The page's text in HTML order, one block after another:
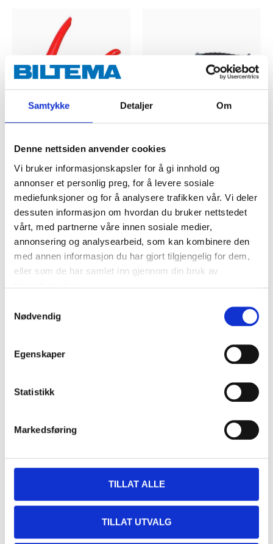
Samtykke Detaljer Om
Denne nettsiden anvender cookies
Vi bruker informasjonskapsler for å gi innhold og
annonser et personlig preg, for å levere sosiale
mediefunksjoner og for å analysere trafikken vår. Vi deler
dessuten informasjon om hvordan du bruker nettstedet
vårt, med partnerne våre innen sosiale medier,
annonsering og analysearbeid, som kan kombinere den
med annen informasjon du har gjort tilgjengelig for dem,
eller som de har samlet inn gjennom din bruk av
Nødvendig
Egenskaper
Statistikk
Markedsføring
TILLAT ALLE
TILLAT UTVALG
129
12-183
Finnes på lager i66varehus
129
71-5039
Finnes på lager i67